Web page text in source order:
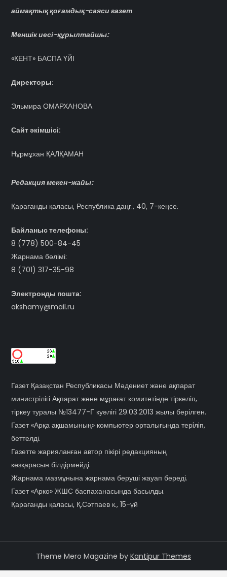
аймақтық қоғамдық-саяси газет
Меншік иесі-құрылтайшы:
«КЕНТ» БАСПА ҮЙІ
Директоры:
Эльмира ОМАРХАНОВА
Сайт әкімшісі:
Нұрмұхан ҚАЛҚАМАН
Редакция мекен-жайы:
Қарағанды қаласы, Республика даңғ., 40, 7-кеңсе.
Байланыс телефоны:
8 (778) 500-84-45
Жарнама бөлімі:
8 (701) 317-35-98
Электронды пошта:
akshamy@mail.ru
Газет Қазақстан Республикасы Мәдениет және ақпарат
министрілігі Ақпарат және мұрағат комитетінде тіркеліп,
тіркеу туралы №13477-Г куәлігі 29.03.2013 жылы берілген.
Газет «Арқа ақшамының» компьютер орталығында терiлiп,
беттелді.
Газетте жарияланған автор пікірі редакцияның
көзқарасын білдірмейді.
Жарнама мазмұнына жарнама беруші жауап береді.
Газет «Арко» ЖШС баспаханасында басылды.
Қарағанды қаласы, Қ.Сәтпаев к., 15-үй
Theme Mero Magazine by Kantipur Themes